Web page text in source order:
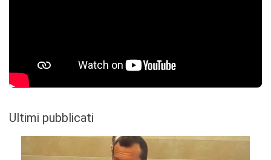
Ultimi pubblicati